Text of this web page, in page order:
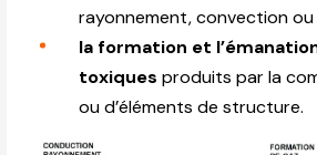
rayonnement, convection
la formation et
toxiques produits par la
ou d’éléments de structure.